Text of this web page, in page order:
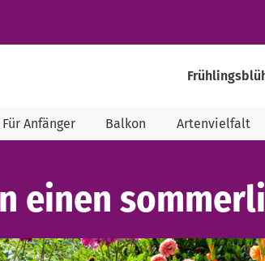
Für Anfänger Balkon Artenvielfalt
einen